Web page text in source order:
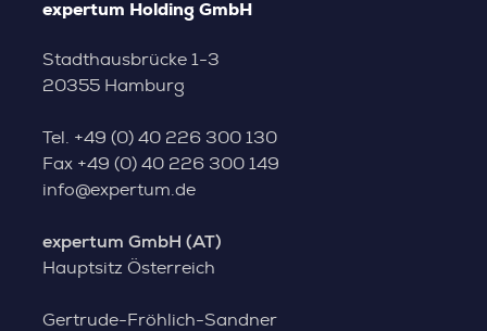
expertum Holding GmbH
Stadthausbrücke 1-3
20355 Hamburg
Tel. +49 (0) 40 226 300 130
Fax +49 (0) 40 226 300 149
info@expertum.de
expertum GmbH (AT)
Hauptsitz Österreich
Gertrude-Fröhlich-Sandner